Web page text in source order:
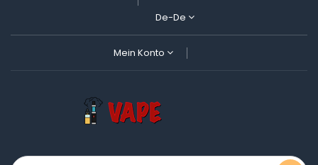
De-De
Mein Konto